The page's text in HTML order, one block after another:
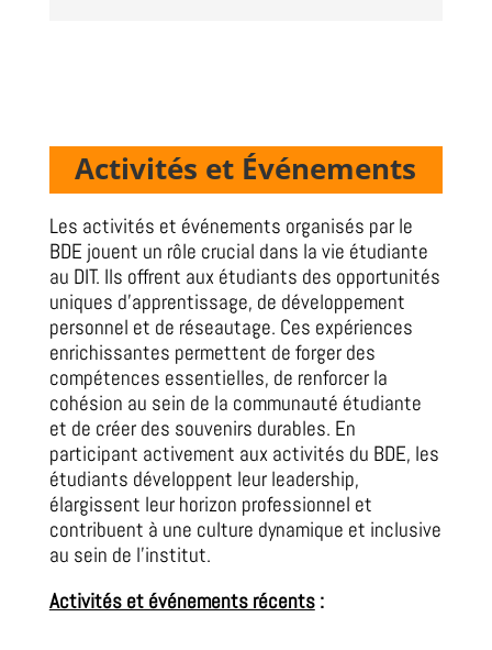
Activités et Événements
Les activités et événements organisés par le
BDE jouent un rôle crucial dans la vie étudiante
au DIT. Ils offrent aux étudiants des opportunités
uniques d’apprentissage, de développement
personnel et de réseautage. Ces expériences
enrichissantes permettent de forger des
compétences essentielles, de renforcer la
cohésion au sein de la communauté étudiante
et de créer des souvenirs durables. En
participant activement aux activités du BDE, les
étudiants développent leur leadership,
élargissent leur horizon professionnel et
contribuent à une culture dynamique et inclusive
au sein de l’institut.
Activités et événements récents: